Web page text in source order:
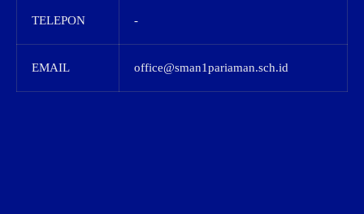
TELEPON -
EMAIL office@sman1pariaman.sch.id